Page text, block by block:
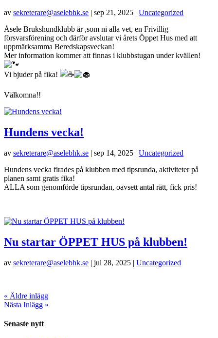
av sekreterare@aselebhk.se | sep 21, 2025 | Uncategorized
Åsele Brukshundklubb är ,som ni alla vet, en Frivillig
försvarsförening och därför avslutar vi årets Öppet Hus med att
uppmärksamma Beredskapsveckan!
Mer information kommer att finnas i klubbstugan under kvällen!
Vi bjuder på fika!
Välkomna!!
Hundens vecka!
av sekreterare@aselebhk.se | sep 14, 2025 | Uncategorized
Hundens vecka firades på klubben med tipsrunda, aktiviteter på
planen samt gratis fika!
ALLA som genomförde tipsrundan, oavsett antal rätt, fick pris!
Nu startar ÖPPET HUS på klubben!
av sekreterare@aselebhk.se | jul 28, 2025 | Uncategorized
« Äldre inlägg
Nästa Inlägg »
Senaste nytt